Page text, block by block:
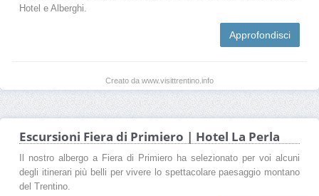
Hotel e Alberghi.
Approfondisci
Creato da www.visittrentino.info
Escursioni Fiera di Primiero | Hotel La Perla
Il nostro albergo a Fiera di Primiero ha selezionato per voi alcuni
degli itinerari più belli per vivere lo spettacolare paesaggio montano
del Trentino.